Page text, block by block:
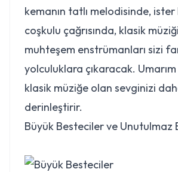
kemanın tatlı melodisinde,
coşkulu çağrısında, klasik
muhteşem enstrümanları sizi
yolculuklara çıkaracak.
klasik müziğe olan sevginizi
derinleştirir.
Büyük Besteciler ve Unutulmaz